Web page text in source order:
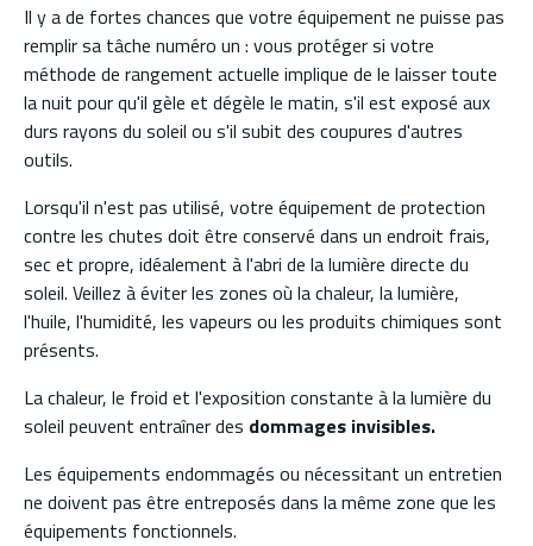
Il y a de fortes chances que votre équipement ne puisse pas
remplir sa tâche numéro un : vous protéger si votre
méthode de rangement actuelle implique de le laisser toute
la nuit pour qu'il gèle et dégèle le matin, s'il est exposé aux
durs rayons du soleil ou s'il subit des coupures d'autres
outils.
Lorsqu'il n'est pas utilisé, votre équipement de protection
contre les chutes doit être conservé dans un endroit frais,
sec et propre, idéalement à l'abri de la lumière directe du
soleil. Veillez à éviter les zones où la chaleur, la lumière,
l'huile, l'humidité, les vapeurs ou les produits chimiques sont
présents.
La chaleur, le froid et l'exposition constante à la lumière du
soleil peuvent entraîner des dommages invisibles.
Les équipements endommagés ou nécessitant un entretien
ne doivent pas être entreposés dans la même zone que les
équipements fonctionnels.